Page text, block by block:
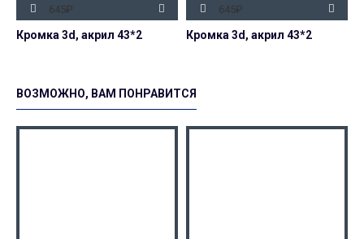
Кромка 3d, акрил 43*2
645₽
Кромка 3d, акрил 43*2
645₽
ВОЗМОЖНО, ВАМ ПОНРАВИТСЯ